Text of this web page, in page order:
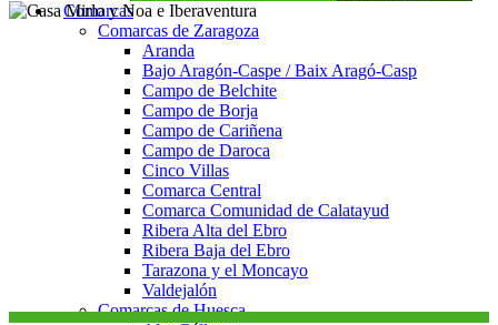
Comarcas
Comarcas de Zaragoza
Aranda
Bajo Aragón-Caspe / Baix Aragó-Casp
Campo de Belchite
Campo de Borja
Campo de Cariñena
Campo de Daroca
Cinco Villas
Comarca Central
Comarca Comunidad de Calatayud
Ribera Alta del Ebro
Ribera Baja del Ebro
Tarazona y el Moncayo
Valdejalón
Comarcas de Huesca